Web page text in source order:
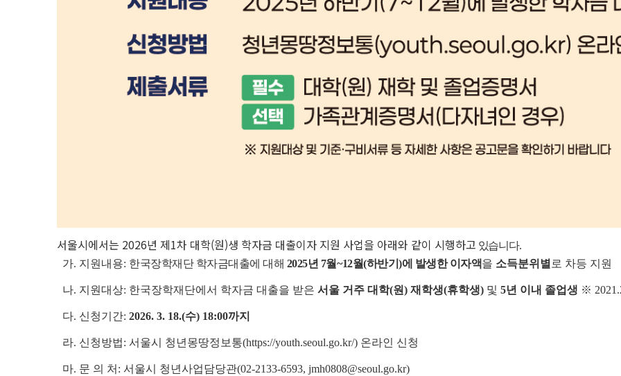
서울시에서는 2026년 제1차 대학(원)생 학자금 대출이자 지원 사업을 아래와 같이 시행하고 있습니다.
가. 지원내용: 한국장학재단 학자금대출에 대해 2025년 7월~12월(하반기)에 발생한 이자액을 소득분위별로 차등 지원
나. 지원대상: 한국장학재단에서 학자금 대출을 받은 서울 거주 대학(원) 재학생(휴학생) 및 5년 이내 졸업생 ※
다. 신청기간: 2026. 3. 18.(수) 18:00까지
라. 신청방법: 서울시 청년몽땅정보통(https://youth.seoul.go.kr/) 온라인 신청
마. 문 의 처: 서울시 청년사업담당관(02-2133-6593, jmh0808@seoul.go.kr)